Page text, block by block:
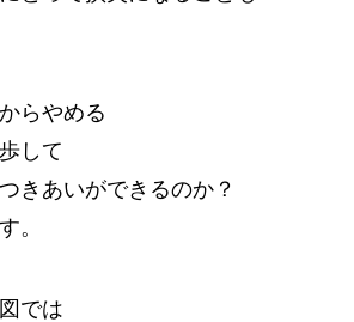
らやめる
して
きあいができるのか？
。
では